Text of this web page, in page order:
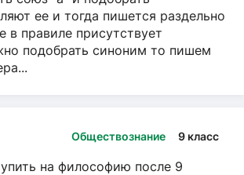
ее и тогда пишется раздельно
в правиле присутствует
подобрать синоним то пишем
Обществознание 9 класс
на философию после 9